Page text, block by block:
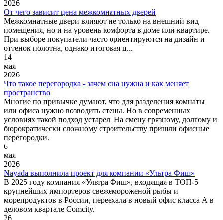
2026
От чего зависит цена межкомнатных дверей
Межкомнатные двери влияют не только на внешний вид
помещения, но и на уровень комфорта в доме или квартире.
При выборе покупатели часто ориентируются на дизайн и
оттенок полотна, однако итоговая ц...
14
мая
2026
Что такое перегородка - зачем она нужна и как меняет
пространство
Многие по привычке думают, что для разделения комнаты
или офиса нужно возводить стены. Но в современных
условиях такой подход устарел. На смену грязному, долгому и
бюрократически сложному строительству пришли офисные
перегородки.
6
мая
2026
Nayada выполнила проект для компании «Ультра Фиш»
В 2025 году компания «Ультра Фиш», входящая в ТОП-5
крупнейших импортеров свежемороженой рыбы и
морепродуктов в России, переехала в новый офис класса А в
деловом квартале Comcity.
26